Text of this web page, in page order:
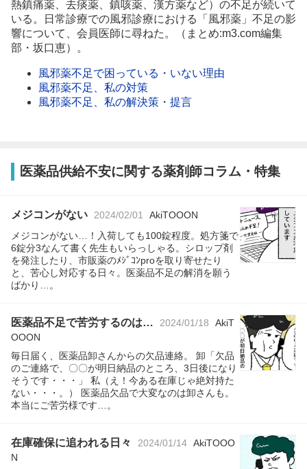
熱鎮痛薬、去痰薬、鎮咳薬、漢方薬など）の不足が続いて
いる。日常診療での風邪診療における「風邪薬」不足の影
響について、会員医師に尋ねた。（まとめ:m3.com編集
部・坂口恵）。
風邪薬不足で困っている・いない理由
風邪薬不足、私の対策
風邪薬不足、私の解決策・提言
医薬品供給不安に関する薬剤師コラム・特集
メジコンがない 2024/02/01 AkiTOOON
メジコンがない…！入荷しても100錠程度。処方箋で
6錠分3なんて書く先生もいらっしゃる。シロップ剤
を発注したり、市販薬のﾒｼﾞｺﾝproを取り寄せたり
と、苦心し対応する日々。医薬品不足の解消を願う
ばかり…。
医薬品不足で苦労するのは… 2024/01/18
AkiT
OOON
毎日届く、医薬品卸さんからの欠品連絡。 卸「欠品
のご連絡で、〇〇が明日納品のところ、3日後になり
そうです・・・」 私（え！今ある在庫じゃ絶対持た
ない・・・。） 医薬品欠品で大変なのは卸さんも。
本当にご苦労様です…。
在庫確保に追われる日々 2024/01/14 AkiTOOO
N